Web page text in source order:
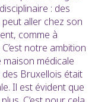
: des
aller chez son
comme à
notre ambition
médicale
des Bruxellois était
Il est évident que